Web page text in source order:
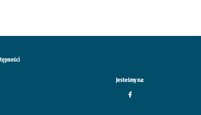
Jesteśmy na: